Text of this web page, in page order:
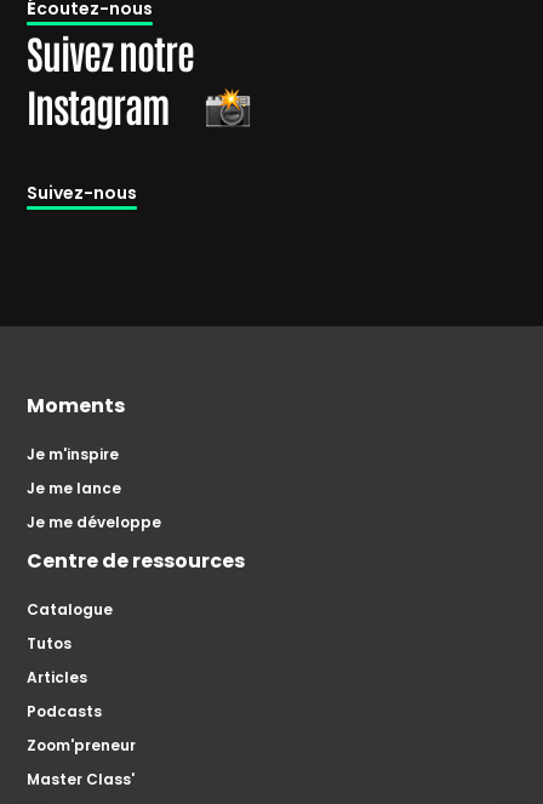
Écoutez-nous
Suivez notre
Instagram
Suivez-nous
Moments
Je m'inspire
Je me lance
Je me développe
Centre de ressources
Catalogue
Tutos
Articles
Podcasts
Zoom'preneur
Master Class'